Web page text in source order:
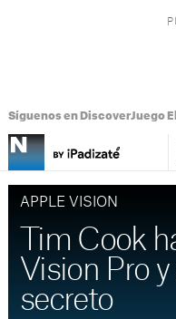
Síguenos en DiscoverJuego
APPLE VISION
Tim Cook
Vision Pro
secreto